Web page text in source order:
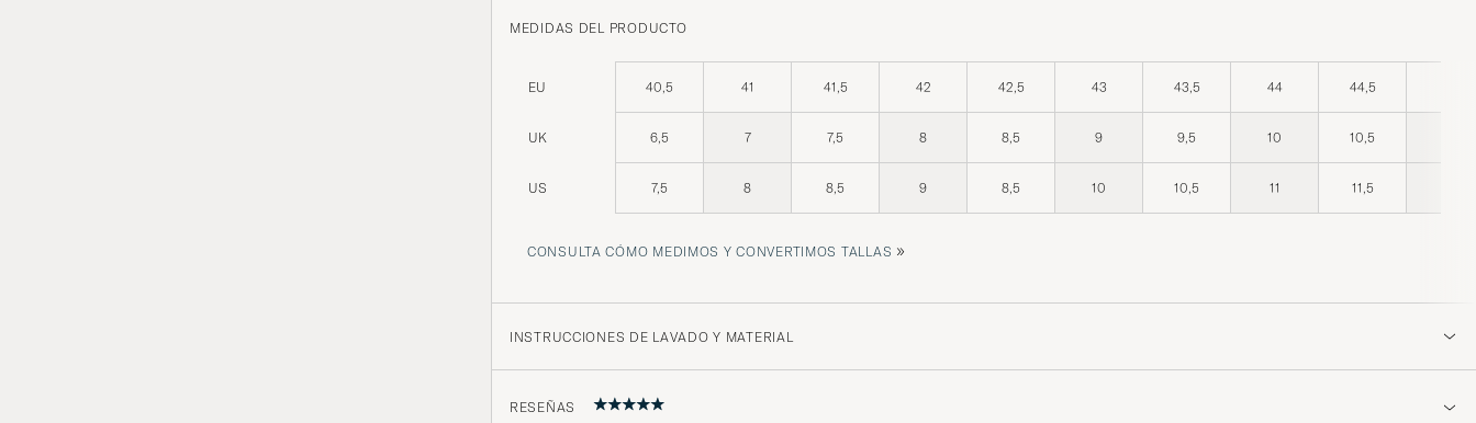
MEDIDAS DEL PRODUCTO
EU 40,5 41 41,5 42 42,5 43 43,5 44 44,5
UK 6,5 7 7,5 8 8,5 9 9,5 10 10,5
US 7,5 8 8,5 9 8,5 10 10,5 11 11,5
CONSULTA CÓMO MEDIMOS Y CONVERTIMOS TALLAS »
INSTRUCCIONES DE LAVADO Y MATERIAL
RESEÑAS